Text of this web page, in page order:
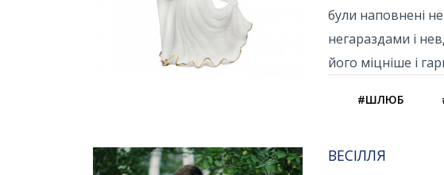
були наповнені
негараздами і
його міцніше і
#ШЛЮБ
ВЕСІЛЛЯ